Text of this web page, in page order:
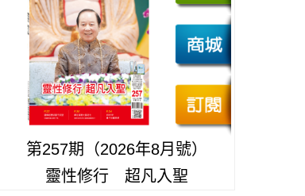
第257期（2026年8月號）
靈性修行 超凡入聖